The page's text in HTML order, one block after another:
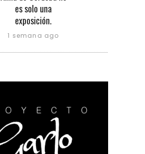
es solo una
exposición.
1 semana ago